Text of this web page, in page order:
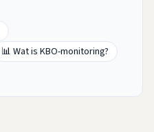
📊 Wat is KBO-monitoring?